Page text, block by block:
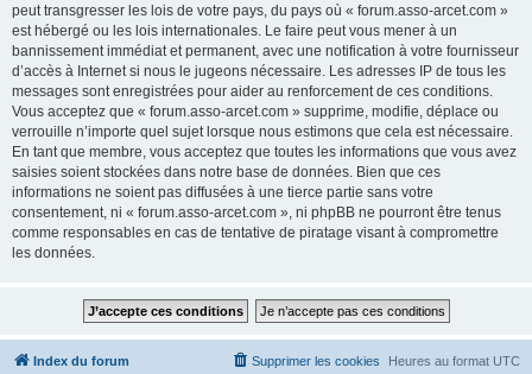
peut transgresser les lois de votre pays, du pays où « forum.asso-arcet.com »
est hébergé ou les lois internationales. Le faire peut vous mener à un
bannissement immédiat et permanent, avec une notification à votre fournisseur
d’accès à Internet si nous le jugeons nécessaire. Les adresses IP de tous les
messages sont enregistrées pour aider au renforcement de ces conditions.
Vous acceptez que « forum.asso-arcet.com » supprime, modifie, déplace ou
verrouille n’importe quel sujet lorsque nous estimons que cela est nécessaire.
En tant que membre, vous acceptez que toutes les informations que vous avez
saisies soient stockées dans notre base de données. Bien que ces
informations ne soient pas diffusées à une tierce partie sans votre
consentement, ni « forum.asso-arcet.com », ni phpBB ne pourront être tenus
comme responsables en cas de tentative de piratage visant à compromettre
les données.
Index du forum Heures au format UTC
Supprimer les cookies